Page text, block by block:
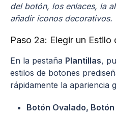
del botón, los enlaces, la
añadir iconos decorativos.
Paso 2a: Elegir un Estilo
En la pestaña Plantillas,
estilos de botones
rápidamente la apariencia
Botón Ovalado,